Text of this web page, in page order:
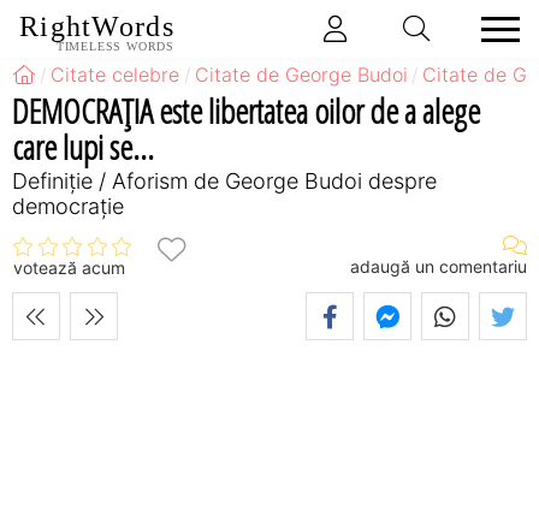
RightWords
TIMELESS WORDS
Citate celebre Citate de George Budoi Citate de
DEMOCRAŢIA este libertatea oilor de a alege
care lupi se...
Definiţie / Aforism de George Budoi despre
democrație
votează acum adaugă un comentariu